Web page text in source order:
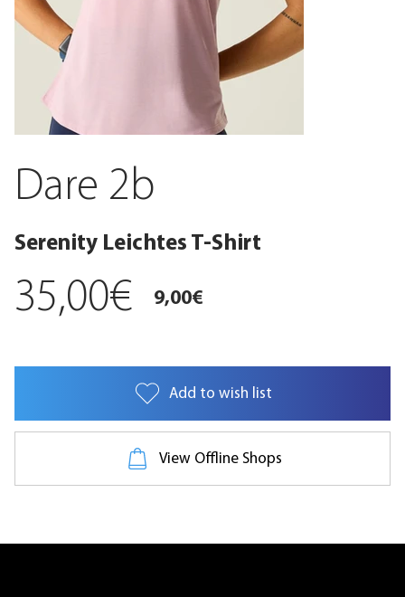
Dare 2b
Serenity Leichtes T-Shirt
35,00€ 9,00€
Das weiche, atmungsaktive und leichte Damen-T-Shirt schenkt Ihnen bei allen
Aktivitäten Tragekomfort, von entspannten Wandertouren bis zum Abkühlen nach dem
Add to wish list
View Offline Shops